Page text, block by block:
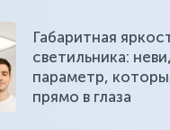
Габаритная
светильника:
параметр,
прямо в глаза